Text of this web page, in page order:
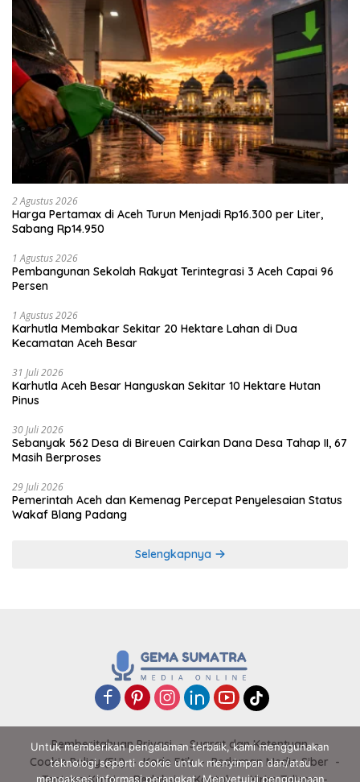
2 Agustus 2026
Harga Pertamax di Aceh Turun Menjadi Rp16.300 per Liter,
Sabang Rp14.950
1 Agustus 2026
Pembangunan Sekolah Rakyat Terintegrasi 3 Aceh Capai 96
Persen
1 Agustus 2026
Karhutla Membakar Sekitar 20 Hektare Lahan di Dua
Kecamatan Aceh Besar
31 Juli 2026
Karhutla Aceh Besar Hanguskan Sekitar 10 Hektare Hutan
Pinus
30 Juli 2026
Sebanyak 562 Desa di Bireuen Cairkan Dana Desa Tahap II, 67
Masih Berproses
29 Juli 2026
Pemerintah Aceh dan Kemenag Percepat Penyelesaian Status
Wakaf Blang Padang
Selengkapnya
Pemberitahuan Privasi
Syarat dan Ketentuan
Cookie Policy (EU)
Kode Etik
Pedoman Media Siber
Untuk memberikan pengalaman terbaik, kami menggunakan
teknologi seperti cookie untuk menyimpan dan/atau
mengakses informasi perangkat. Menyetujui penggunaan